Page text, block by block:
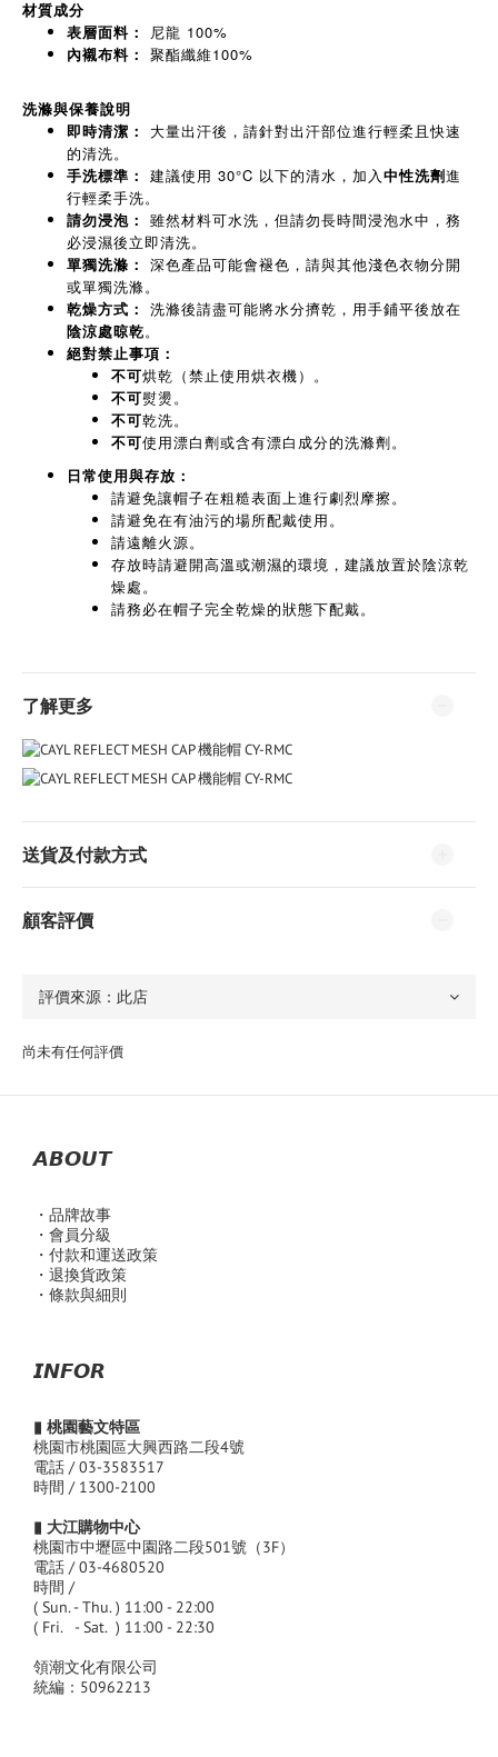
材質成分
表層面料：
尼龍 100%
內襯布料： 聚酯纖維100%
洗滌與保養說明
即時清潔：
大量出汗後，請針對出汗部位進行輕柔且快速
的清洗。
手洗標準： 建議使用 30°C 以下的清水，加入中性洗劑進
行輕柔手洗。
請勿浸泡：
雖然材料可水洗，但請勿長時間浸泡水中，務
必浸濕後立即清洗。
單獨洗滌：
深色產品可能會褪色，請與其他淺色衣物分開
或單獨洗滌。
乾燥方式： 洗滌後請盡可能將水分擠乾，用手鋪平後放在
陰涼處晾乾。
絕對禁止事項：
不可烘乾（禁止使用烘衣機）。
不可熨燙。
不可乾洗。
不可使用漂白劑或含有漂白成分的洗滌劑。
日常使用與存放：
請避免讓帽子在粗糙表面上進行劇烈摩擦。
請避免在有油污的場所配戴使用。
請遠離火源。
存放時請避開高溫或潮濕的環境，建議放置於陰涼乾
燥處。
請務必在帽子完全乾燥的狀態下配戴。
了解更多
送貨及付款方式
顧客評價
尚未有任何評價
𝘼𝘽𝙊𝙐𝙏
・品牌故事
・會員分級
・付款和運送政策
・退換貨政策
・條款與細則
𝙄𝙉𝙁𝙊𝙍
▮ 桃園藝文特區
桃園市桃園區大興西路二段4號
電話 / 03-3583517
時間 / 1300-2100
▮ 大江購物中心
桃園市中壢區中園路二段501號（3F）
電話 / 03-4680520
時間 /
( Sun. - Thu. ) 11:00 - 22:00
( Fri. - Sat. ) 11:00 - 22:30
領潮文化有限公司
統編：50962213